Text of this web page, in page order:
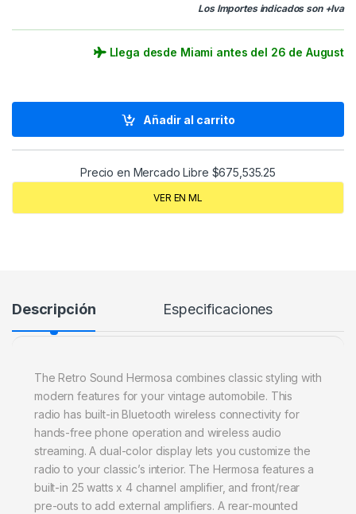
Los Importes indicados son +Iva
Llega desde Miami antes del 26 de August
Añadir al carrito
Precio en Mercado Libre $675,535.25
VER EN ML
Descripción Especificaciones
The Retro Sound Hermosa combines classic styling with
modern features for your vintage automobile. This
radio has built-in Bluetooth wireless connectivity for
hands-free phone operation and wireless audio
streaming. A dual-color display lets you customize the
radio to your classic’s interior. The Hermosa features a
built-in 25 watts x 4 channel amplifier, and front/rear
pre-outs to add external amplifiers. A rear-mounted